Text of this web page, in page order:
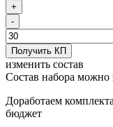
+
-
Получить КП
изменить состав
Состав набора можно
Доработаем
бюджет